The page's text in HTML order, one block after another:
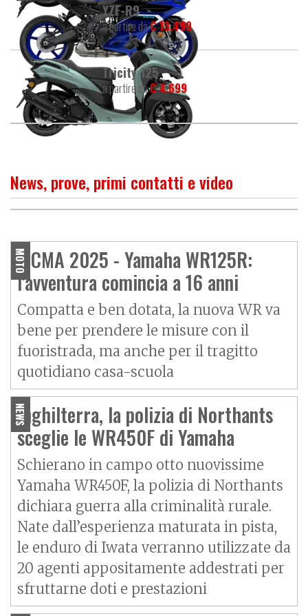
YZF-R9
a partire da€ 13.499
Tricity 125
a partire da€ 4.699
News, prove, primi contatti e video
OProva Yamaha WR 125:
avventure per ragazzi
MOTO
EICMA 2025 - Yamaha WR125R:
l'avventura comincia a 16 anni
Compatta e ben dotata, la nuova WR va
bene per prendere le misure con il
fuoristrada, ma anche per il tragitto
quotidiano casa-scuola
NEWS
Inghilterra, la polizia di Northants
sceglie le WR450F di Yamaha
Schierano in campo otto nuovissime
Yamaha WR450F, la polizia di Northants
dichiara guerra alla criminalità rurale.
Nate dall’esperienza maturata in pista,
le enduro di Iwata verranno utilizzate da
20 agenti appositamente addestrati per
sfruttarne doti e prestazioni